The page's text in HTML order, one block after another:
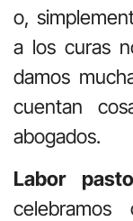
o,
a los curas
damos
cuentan
abogados.
Labor